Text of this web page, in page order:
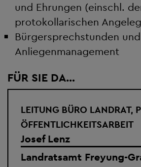
und Ehrungen (einschl.
protokollarischen
Bürgersprechstunden und
Anliegenmanagement
FÜR SIE DA...
LEITUNG BÜRO LANDRAT,
ÖFFENTLICHKEITSARBEIT
Josef Lenz
Landratsamt Freyung-